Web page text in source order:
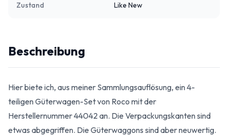
Zustand Like New
Beschreibung
Hier biete ich, aus meiner Sammlungsauflösung, ein 4-
teiligen Güterwagen-Set von Roco mit der
Herstellernummer 44042 an. Die Verpackungskanten sind
etwas abgegriffen. Die Güterwaggons sind aber neuwertig.